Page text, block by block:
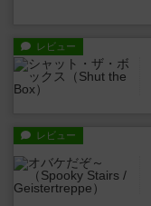
レビュー
レビュー